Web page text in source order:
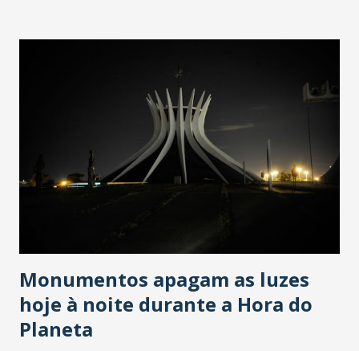
mundo digital e as redações pensavam apenas em levar
notícias fresquinhas assim que o dia começasse. As
histórias são muitas, como a de uma que a polícia acabou
com uma recepção ao presidente americano John Kennedy,
após a denúncia de um vizinho que reclamou do barulho.
Nas 316 páginas do livro, estão episódios do cotidiano de
Correio da Manhã. Contadas por mestres como Ricardo
Boechat (morto...
Monumentos apagam as luzes
hoje à noite durante a Hora do
Planeta